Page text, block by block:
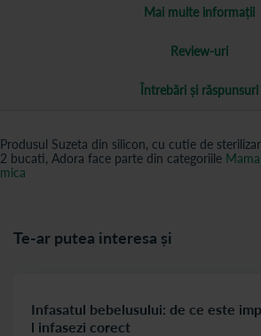
Mai multe informații
Review-uri
Întrebări și răspunsuri
Produsul Suzeta din silicon, cu cutie de
2 bucati, Adora face parte din categoriile
mica
Te-ar putea interesa și
Infasatul bebelusului: de ce este
l infasezi corect